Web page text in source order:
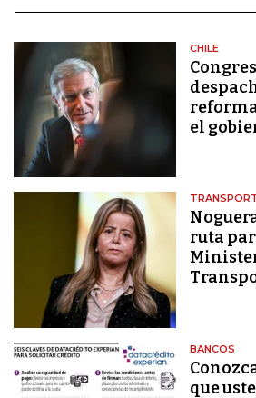
CHILE
el
ruta
BANCOS
que